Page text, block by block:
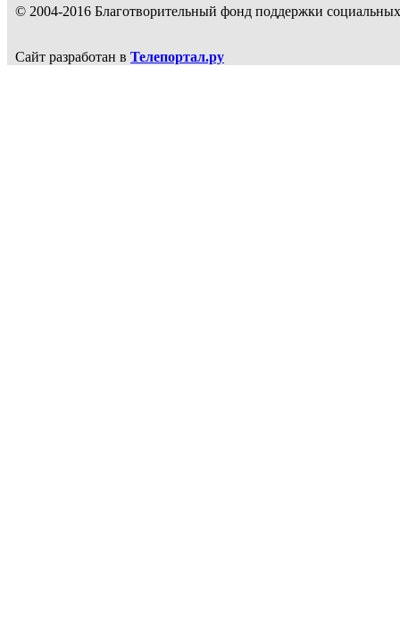
© 2004-2016 Благотворительный фонд поддержки
Сайт разработан в Телепортал.ру